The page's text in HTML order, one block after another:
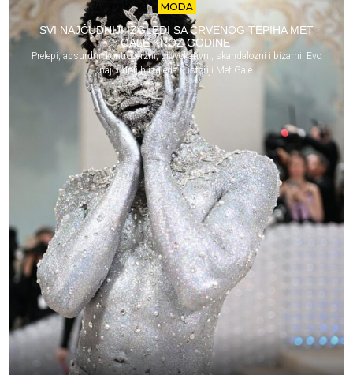
MODA
SVI NAJČUDNIJI IZGLEDI SA CRVENOG TEPIHA MET
GALE KROZ GODINE
Prelepi, apsurdni, kontroverzni, provokativni, skandalozni i bizarni. Evo
najčudnijih izgleda u istoriji Met Gale.